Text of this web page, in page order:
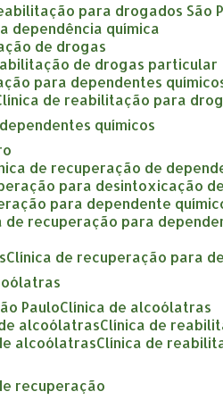
para drogados São
dependência química
de drogas
de drogas particular
para dependentes
clínica de reabilitação para
químicos
de recuperação de
para desintoxicação
para dependente
de recuperação para
clínica de recuperação para
Paulo clínica de alcoólatras
alcoólatras clínica de
alcoólatras clínica de
recuperação